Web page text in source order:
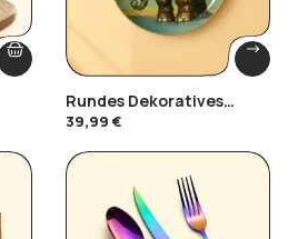
Rundes Dekoratives
Metalltablett – Emaille-
39,99 €